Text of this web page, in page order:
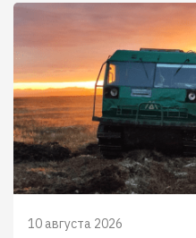
10 августа 2026